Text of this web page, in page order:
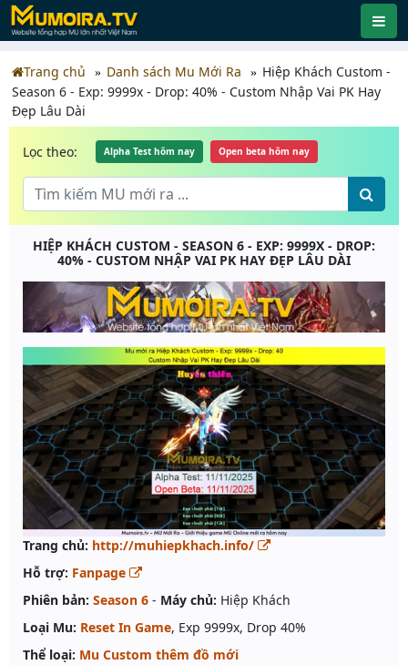
Trang chủ Danh sách Mu Mới Ra
Hiệp Khách Custom -
Season 6 - Exp: 9999x - Drop: 40% - Custom Nhập Vai PK Hay
Đẹp Lâu Dài
Lọc theo: Alpha Test hôm nay Open beta hôm nay
HIỆP KHÁCH CUSTOM - SEASON 6 - EXP: 9999X - DROP:
40% - CUSTOM NHẬP VAI PK HAY ĐẸP LÂU DÀI
Trang chủ: http://muhiepkhach.info/
Hỗ trợ: Fanpage
Phiên bản: Season 6 - Máy chủ: Hiệp Khách
Loại Mu: Reset In Game, Exp 9999x, Drop 40%
Thể loại: Mu Custom thêm đồ mới